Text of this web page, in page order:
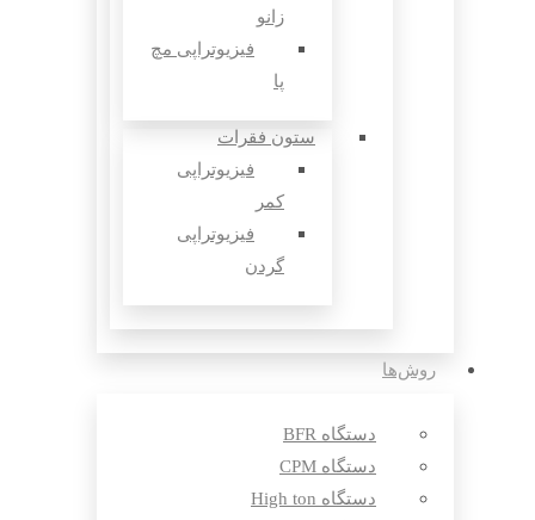
زانو
فیزیوتراپی مچ
پا
ستون فقرات
فیزیوتراپی
کمر
فیزیوتراپی
گردن
روش‌ها
دستگاه BFR
دستگاه CPM
دستگاه High ton